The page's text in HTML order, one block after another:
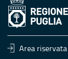
Area riservata